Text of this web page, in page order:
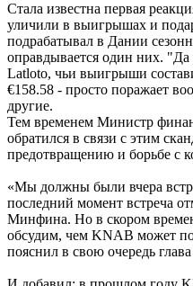
Стала известна первая
уличили в выигрышах и
подрабатывал в Дании
оправдывается один них.
Latloto, чьи выигрыши
€158.58 - просто поражает
другие.
Тем временем Министр
обратился в связи с этим
предотвращению и борьбе с
«Мы должны были вчера
последний момент встреча
Минфина. Но в скором
обсудим, чем KNAB может
пояснил в свою очередь